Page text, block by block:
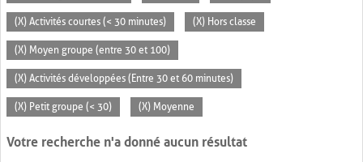
(X) Activités courtes (< 30 minutes) (X) Hors classe
(X) Moyen groupe (entre 30 et 100)
(X) Activités développées (Entre 30 et 60 minutes)
(X) Petit groupe (< 30) (X) Moyenne
Votre recherche n'a donné aucun résultat